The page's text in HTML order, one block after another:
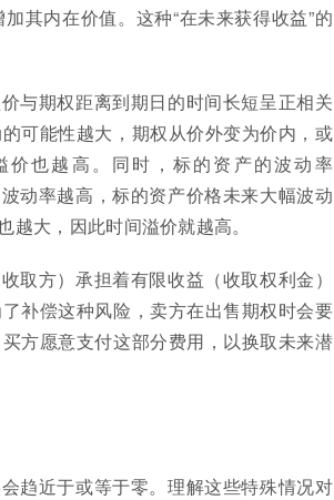
其内在价值。这种“在未来获得收益”的
与期权距离到期日的时间长短呈正相关
可能性越大，期权从价外变为价内，或
也越高。同时，标的资产的波动率
动率越高，标的资产价格未来大幅波动
大，因此时间溢价就越高。
取方）承担着有限收益（收取权利金）
补偿这种风险，卖方在出售期权时会要
方愿意支付这部分费用，以换取未来潜
趋近于或等于零。理解这些特殊情况对